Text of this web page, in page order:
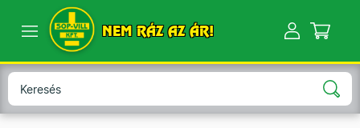
NEM RÁZ AZ ÁR!